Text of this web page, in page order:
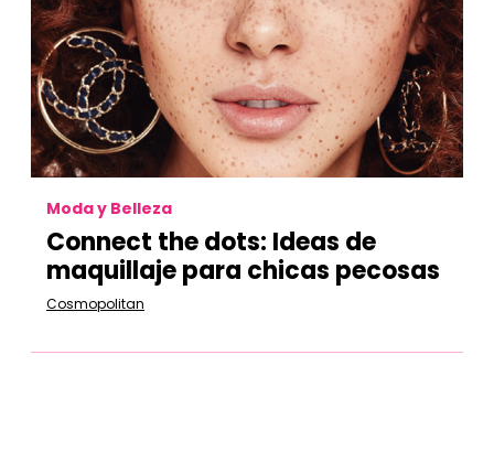
Moda y Belleza
Connect the dots: Ideas de
maquillaje para chicas pecosas
Cosmopolitan